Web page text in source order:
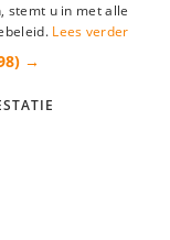
stemt u in met alle
Lees verder
→